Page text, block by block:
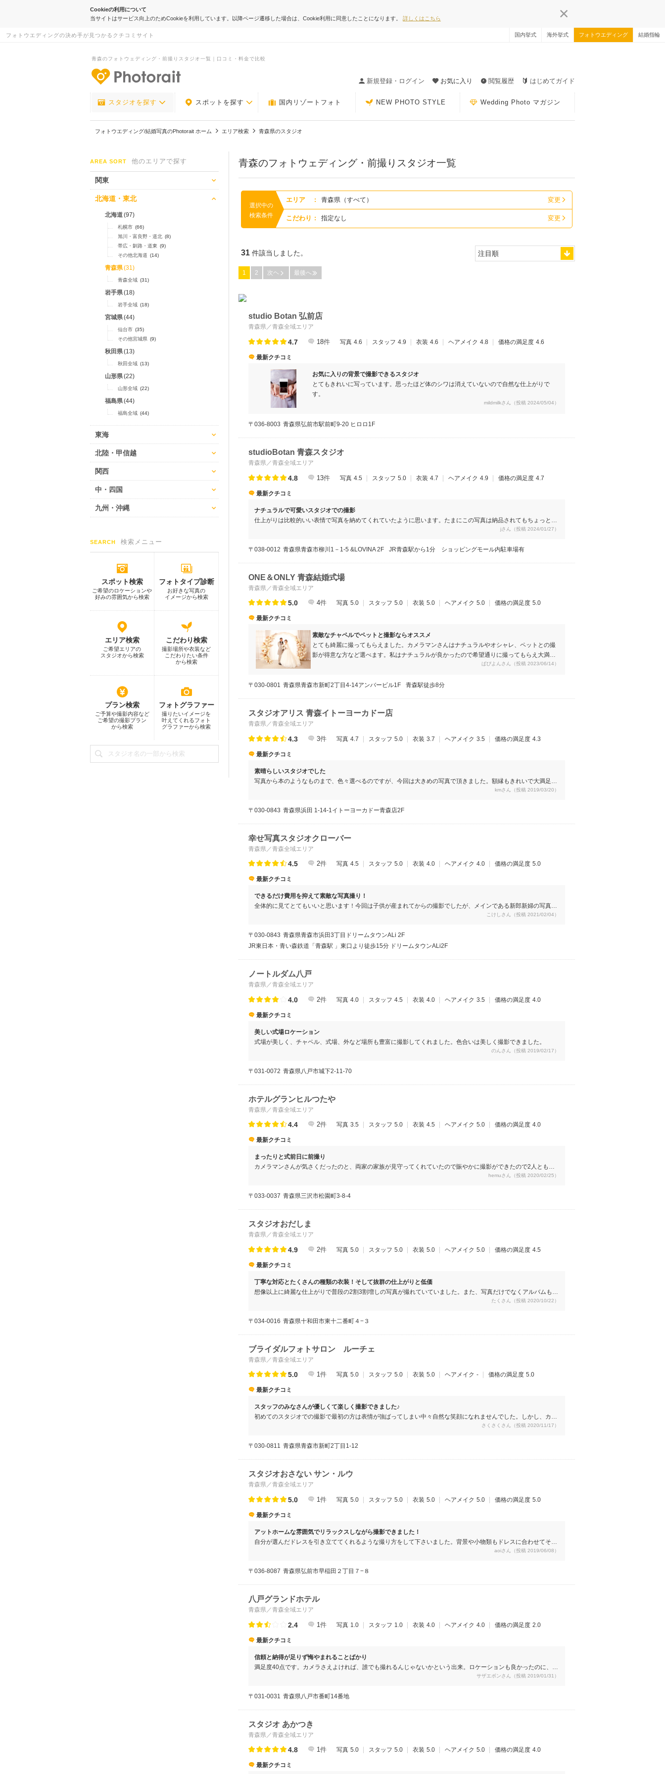
Cookieの利用について
当サイトはサービス向上のためCookieを利用しています。以降ページ遷移した場合は、Cookie利用に同意したことになります。 詳しくはこちら
フォトウエディングの決め手が見つかるクチコミサイト 国内挙式 海外挙式 フォトウエディング 結婚指輪
青森のフォトウェディング・前撮りスタジオ一覧｜口コミ・料金で比較
新規登録・ログイン
お気に入り 閲覧履歴 はじめてガイド
スタジオを探す スポットを探す 国内リゾートフォト NEW PHOTO STYLE Wedding Photo マガジン
フォトウエディング/結婚写真のPhotorait ホーム エリア検索 青森県のスタジオ
AREA SORT 他のエリアで探す
関東
北海道・東北
北海道(97)
札幌市 (66)
旭川・富良野・道北 (8)
帯広・釧路・道東 (9)
その他北海道 (14)
青森県(31)
青森全域 (31)
岩手県(18)
岩手全域 (18)
宮城県(44)
仙台市 (35)
その他宮城県 (9)
秋田県(13)
秋田全域 (13)
山形県(22)
山形全域 (22)
福島県(44)
福島全域 (44)
東海
北陸・甲信越
関西
中・四国
九州・沖縄
SEARCH 検索メニュー
スポット検索
ご希望のロケーションや
好みの雰囲気から検索
フォトタイプ診断
お好きな写真の
イメージから検索
エリア検索
ご希望エリアの
スタジオから検索
こだわり検索
撮影場所や衣装など
こだわりたい条件
から検索
プラン検索
ご予算や撮影内容など
ご希望の撮影プラン
から検索
フォトグラファー
撮りたいイメージを
叶えてくれるフォト
グラファーから検索
青森のフォトウェディング・前撮りスタジオ一覧
選択中の
検索条件
エリア : 青森県（すべて） 変更
こだわり : 指定なし 変更
31 件該当しました。
1 2 次ヘ 最後へ
studio Botan 弘前店
青森県／青森全域エリア
4.7 18件 写真 4.6 スタッフ 4.9 衣装 4.6 ヘアメイク 4.8 価格の満足度 4.6
最新クチコミ
お気に入りの背景で撮影できるスタジオ
とてもきれいに写っています。思ったほど体のシワは消えていないので自然な仕上がりで
す。
mildmilkさん（投稿 2024/05/04）
〒036-8003 青森県弘前市駅前町9-20 ヒロロ1F
studioBotan 青森スタジオ
青森県／青森全域エリア
4.8 13件 写真 4.5 スタッフ 5.0 衣装 4.7 ヘアメイク 4.9 価格の満足度 4.7
最新クチコミ
ナチュラルで可愛いスタジオでの撮影
仕上がりは比較的いい表情で写真を納めてくれていたように思います。たまにこの写真は納品されてもちょっと使
わないな〜と思うものもあったりしましたが他にいいものがなかったのかな？と思いました。アルバムは自分たち
かったです
jさん（投稿 2024/01/27）
〒038-0012 青森県青森市柳川1－1-5 &LOVINA 2F JR青森駅から1分 ショッピングモール内駐車場有
ONE＆ONLY 青森結婚式場
青森県／青森全域エリア
5.0 4件 写真 5.0 スタッフ 5.0 衣装 5.0 ヘアメイク 5.0 価格の満足度 5.0
最新クチコミ
素敵なチャペルでペットと撮影ならオススメ
とても綺麗に撮ってもらえました。カメラマンさんはナチュラルやオシャレ、ペットとの撮
影が得意な方など選べます。私はナチュラルが良かったので希望通りに撮ってもらえ大満足
です。また規定数よりもだいぶ多めに写真をサービスして頂けとても嬉しかったです。
ぱぴよんさん（投稿 2023/06/14）
〒030-0801 青森県青森市新町2丁目4-14アンバービル1F 青森駅徒歩8分
スタジオアリス 青森イトーヨーカドー店
青森県／青森全域エリア
4.3 3件 写真 4.7 スタッフ 5.0 衣装 3.7 ヘアメイク 3.5 価格の満足度 4.3
最新クチコミ
素晴らしいスタジオでした
写真から本のようなものまで、色々選べるのですが、今回は大きめの写真で頂きました。額縁もきれいで大満足で
kmさん（投稿 2019/03/20）
〒030-0843 青森県浜田 1-14-1イトーヨーカドー青森店2F
幸せ写真スタジオクローバー
青森県／青森全域エリア
4.5 2件 写真 4.5 スタッフ 5.0 衣装 4.0 ヘアメイク 4.0 価格の満足度 5.0
最新クチコミ
できるだけ費用を抑えて素敵な写真撮り！
全体的に見てとてもいいと思います！今回は子供が産まれてからの撮影でしたが、メインである新郎新婦の写真の
他に一緒にお店に行っていた主人の家族と私たちの子供も混ぜた写真を撮っていただきました。もちろん料金に含
真になっていました。このような写真館で撮影するのは初めてでしたが、スタッフさんたちも明るい方でそこまで
緊張することなく撮影出来ました。
こけしさん（投稿 2021/02/04）
〒030-0843 青森県青森市浜田3丁目ドリームタウンALi 2F
JR東日本・青い森鉄道「青森駅 」東口より徒歩15分 ドリームタウンALi2F
ノートルダム八戸
青森県／青森全域エリア
4.0 2件 写真 4.0 スタッフ 4.5 衣装 4.0 ヘアメイク 3.5 価格の満足度 4.0
最新クチコミ
美しい式場ロケーション
式場が美しく、チャペル、式場、外など場所も豊富に撮影してくれました。色合いは美しく撮影できました。
のんさん（投稿 2019/02/17）
〒031-0072 青森県八戸市城下2-11-70
ホテルグランヒルつたや
青森県／青森全域エリア
4.4 2件 写真 3.5 スタッフ 5.0 衣装 4.5 ヘアメイク 5.0 価格の満足度 4.0
最新クチコミ
まったりと式前日に前撮り
カメラマンさんが気さくだったのと、両家の家族が見守ってくれていたので賑やかに撮影ができたので2人とも自
hemuさん（投稿 2020/02/25）
〒033-0037 青森県三沢市松園町3-8-4
スタジオおだしま
青森県／青森全域エリア
4.9 2件 写真 5.0 スタッフ 5.0 衣装 5.0 ヘアメイク 5.0 価格の満足度 4.5
最新クチコミ
丁寧な対応とたくさんの種類の衣装！そして抜群の仕上がりと低価
想像以上に綺麗な仕上がりで普段の2割3割増しの写真が撮れていていました。また、写真だけでなくアルバムもし
たくさん（投稿 2020/10/22）
〒034-0016 青森県十和田市東十二番町４−３
ブライダルフォトサロン ルーチェ
青森県／青森全域エリア
5.0 1件 写真 5.0 スタッフ 5.0 衣装 5.0 ヘアメイク - 価格の満足度 5.0
最新クチコミ
スタッフのみなさんが優しくて楽しく撮影できました♪
初めてのスタジオでの撮影で最初の方は表情が強ばってしまい中々自然な笑顔になれませんでした。しかし、カメ
ラマンの女性の方が自然な会話で笑わせてくれたので段々と緊張もほぐれ自然な笑顔で撮影に挑む事ができまし
さくさくさん（投稿 2020/11/17）
〒030-0811 青森県青森市新町2丁目1-12
スタジオおさない サン・ルウ
青森県／青森全域エリア
5.0 1件 写真 5.0 スタッフ 5.0 衣装 5.0 ヘアメイク 5.0 価格の満足度 5.0
最新クチコミ
アットホームな雰囲気でリラックスしながら撮影できました！
自分が選んだドレスを引き立ててくれるような撮り方をして下さいました。背景や小物類もドレスに合わせてその
都度変えていて、いろいろなパターンの写真ができあがり満足です。夫婦2人の仲の良さが伝わる写真を数多く撮
aoiさん（投稿 2019/06/08）
〒036-8087 青森県弘前市早稲田２丁目７−８
八戸グランドホテル
青森県／青森全域エリア
2.4 1件 写真 1.0 スタッフ 1.0 衣装 4.0 ヘアメイク 4.0 価格の満足度 2.0
最新クチコミ
信頼と納得が足りず悔やまれることばかり
満足度40点です。カメラさえよければ、誰でも撮れるんじゃないかという出来。ロケーションも良かったのに、イ
サザエボンさん（投稿 2019/01/31）
〒031-0031 青森県八戸市番町14番地
スタジオ あかつき
青森県／青森全域エリア
4.8 1件 写真 5.0 スタッフ 5.0 衣装 5.0 ヘアメイク 5.0 価格の満足度 4.0
最新クチコミ